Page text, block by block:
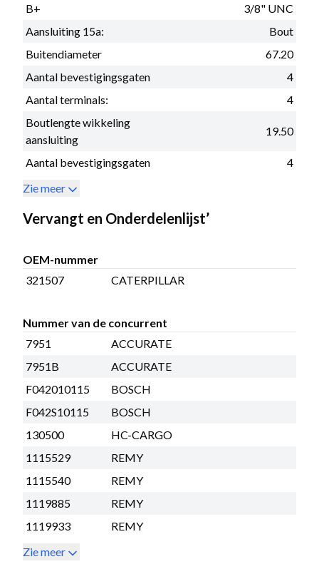
B+
3/8" UNC
Aansluiting 15a:
Bout
Buitendiameter
67.20
Aantal bevestigingsgaten
4
Aantal terminals:
4
Boutlengte wikkeling
aansluiting
19.50
Aantal bevestigingsgaten
4
Zie meer
Vervangt en Onderdelenlijst’
OEM-nummer
321507
CATERPILLAR
Nummer van de concurrent
7951
ACCURATE
7951B
ACCURATE
F042010115
BOSCH
F042S10115
BOSCH
130500
HC-CARGO
1115529
REMY
1115540
REMY
1119885
REMY
1119933
REMY
Zie meer